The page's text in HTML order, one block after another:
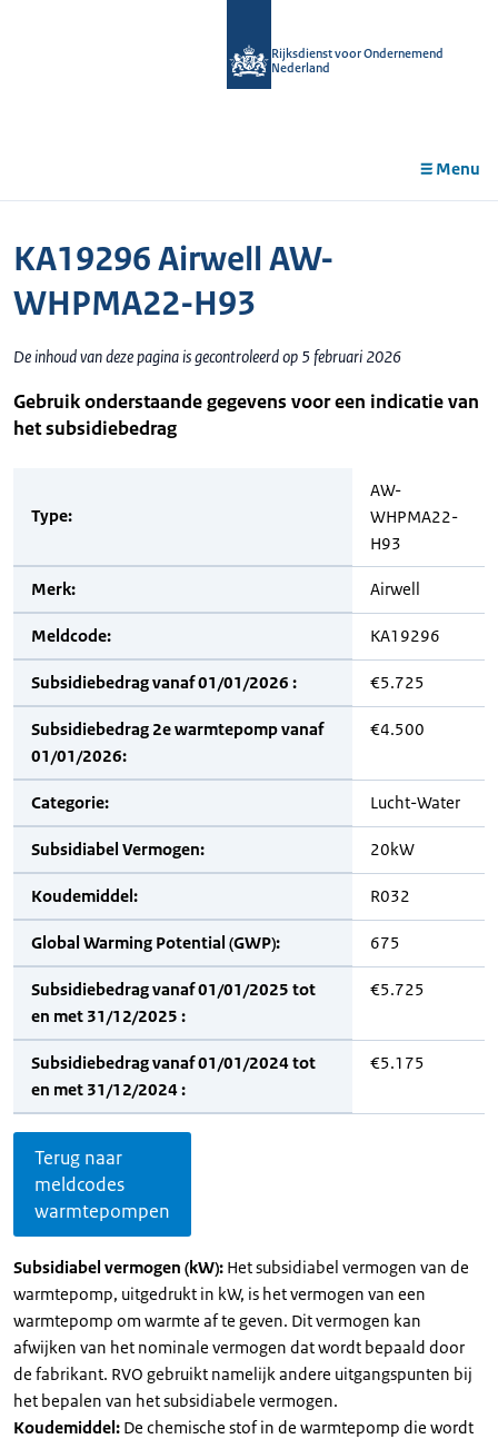
Rijksdienst voor Ondernemend
Nederland
Menu
KA19296 Airwell AW-
WHPMA22-H93
De inhoud van deze pagina is gecontroleerd op 5 februari 2026
Gebruik onderstaande gegevens voor een indicatie van
het subsidiebedrag
Type:
AW-
WHPMA22-
H93
Merk: Airwell
Meldcode: KA19296
Subsidiebedrag vanaf 01/01/2026 : €5.725
Subsidiebedrag 2e warmtepomp vanaf
01/01/2026:
€4.500
Categorie: Lucht-Water
Subsidiabel Vermogen: 20kW
Koudemiddel: R032
Global Warming Potential (GWP): 675
Subsidiebedrag vanaf 01/01/2025 tot
en met 31/12/2025 :
€5.725
Subsidiebedrag vanaf 01/01/2024 tot
en met 31/12/2024 :
€5.175
Terug naar
meldcodes
warmtepompen
Subsidiabel vermogen (kW): Het subsidiabel vermogen van de
warmtepomp, uitgedrukt in kW, is het vermogen van een
warmtepomp om warmte af te geven. Dit vermogen kan
afwijken van het nominale vermogen dat wordt bepaald door
de fabrikant. RVO gebruikt namelijk andere uitgangspunten bij
het bepalen van het subsidiabele vermogen.
Koudemiddel: De chemische stof in de warmtepomp die wordt